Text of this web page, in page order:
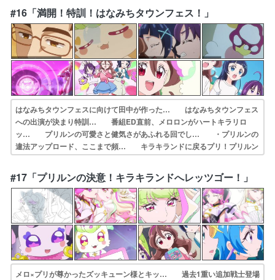
ルたちの活躍に元気をもらった… カッティーさんのもうダメだ具合と
メロロン… メロロンの重さよ……。ガリュードみたいな…
#16「満開！特訓！はなみちタウンフェス！」
はなみちタウンフェスに向けて田中が作った… はなみちタウンフェス
への出演が決まり特訓… 番組ED直前、メロロンがハートキラリロ
ッ… プリルンの可愛さと健気さがあふれる回でし… ・プリルンの
違法アップロード、ここまで頻… キラキランドに戻るプリ！プリルン
もアイド… そして早くも新しい新形態でも来るのか？あ… 未熟
BELIEVER。ついにアイドルプリ… じゃあ違法アップロードしても大
してお咎め… CM以来に仕事のオファー来た（1クールに…
#17「プリルンの決意！キラキランドへレッツゴー！」
メロ×プリが尊かったズッキューン様とキッ… 過去1重い追加戦士登場